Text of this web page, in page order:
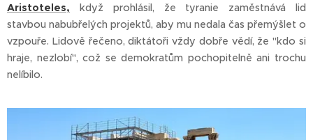
Aristoteles, když prohlásil, že tyranie zaměstnává lid
stavbou nabubřelých projektů, aby mu nedala čas přemýšlet o
vzpouře. Lidově řečeno, diktátoři vždy dobře vědí, že "kdo si
hraje, nezlobí", což se demokratům pochopitelně ani trochu
nelíbilo.